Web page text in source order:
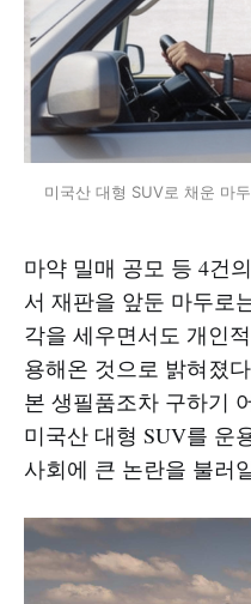
미국산 대형 SUV로 채운 마
마약 밀매 공모 등 4건
서 재판을 앞둔 마두로
각을 세우면서도 개인
용해온 것으로 밝혀졌
본 생필품조차 구하기
미국산 대형 SUV를 운
사회에 큰 논란을 불러